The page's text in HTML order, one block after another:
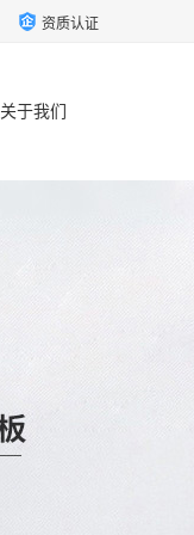
资质认证
关于我们